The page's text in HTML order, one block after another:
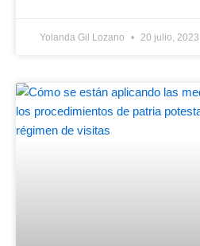
Yolanda Gil Lozano 20 julio, 2023